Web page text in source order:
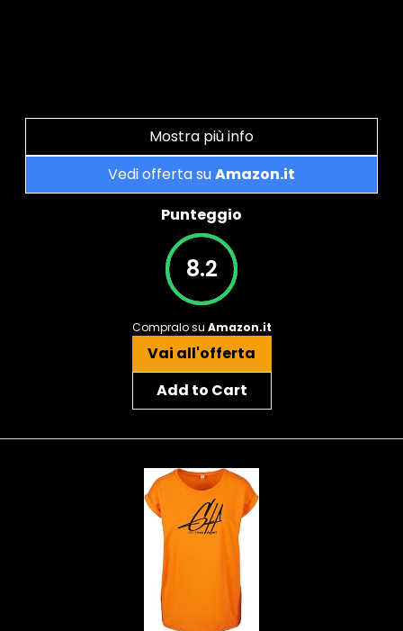
Mostra più info
Vedi offerta suAmazon.it
Punteggio
8.2
Compralo su Amazon.it
Vai all'offerta
Add to Cart